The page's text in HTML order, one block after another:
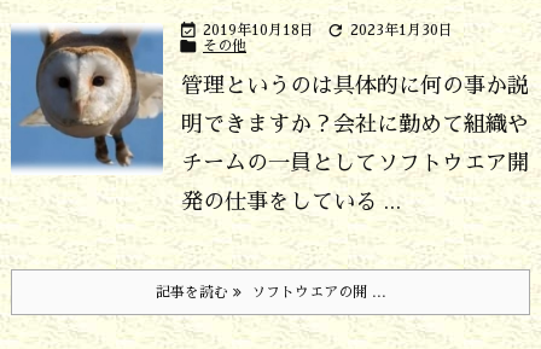
 2019年10月18日  2023年1月30日
 その他
管理というのは具体的に何の事か説
明できますか？会社に勤めて組織や
チームの一員としてソフトウエア開
発の仕事をしている ...
記事を読む ソフトウエアの開 ...